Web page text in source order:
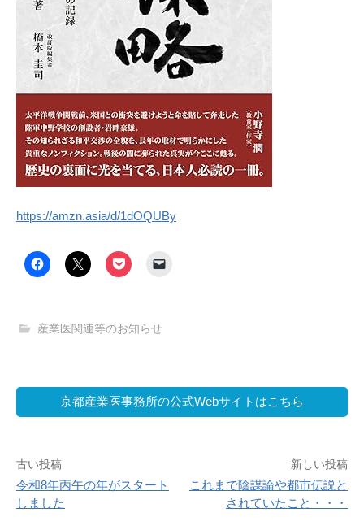
https://amzn.asia/d/1dOQUBy
産業医関連等のお知らせ
京都産業医事務所の公式Webサイトはこちら
投
稿
古い投稿
令和8年丙午の年がスタート
しました
新しい投稿
これまで陰謀論や都市伝説と
されていたこと・・・